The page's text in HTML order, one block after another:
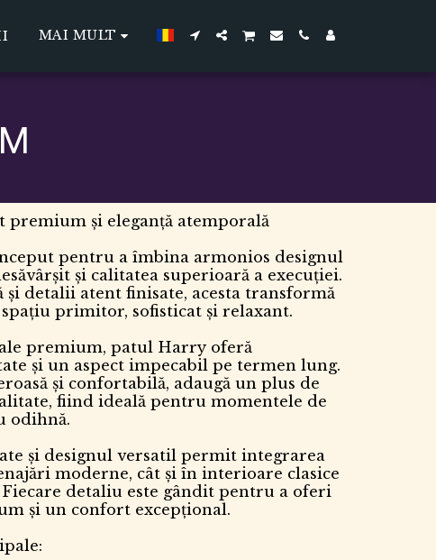
MAI MULT
premium și eleganță atemporală
pentru a îmbina armonios designul
și calitatea superioară a execuției.
și detalii atent finisate, acesta transformă
primitor, sofisticat și relaxant.
premium, patul Harry oferă
și un aspect impecabil pe termen lung.
și confortabilă, adaugă un plus de
fiind ideală pentru momentele de
odihnă.
și designul versatil permit integrarea
moderne, cât și în interioare clasice
detaliu este gândit pentru a oferi
și un confort excepțional.